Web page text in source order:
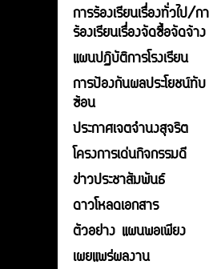
การร้องเรียนเรื่องทั่วไป/กา
ร้องเรียนเรื่องจัดซื้อจัดจ้าง
แผนปฏิบัติการโรงเรียน
การป้องกันผลประโยชน์ทับ
ซ้อน
ประกาศเจตจำนงสุจริต
โครงการเด่นกิจกรรมดี
ข่าวประชาสัมพันธ์
ดาวโหลดเอกสาร
ตัวอย่าง แผนพอเพียง
เผยแพร่ผลงาน